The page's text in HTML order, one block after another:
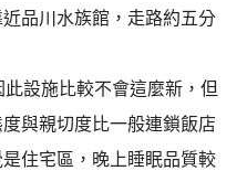
品川水族館，走路約五分
設施比較不會這麼新，但
與親切度比一般連鎖飯店
住宅區，晚上睡眠品質較